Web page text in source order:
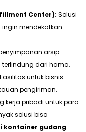
Center): Solusi
mendekatkan
arsip
terlindung dari hama.
Fasilitas untuk bisnis
pengiriman.
kerja pribadi untuk para
solusi bisa
kontainer gudang